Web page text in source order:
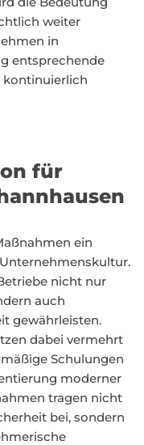
weiter
in
entsprechende
kontinuierlich
für
ein
nicht nur
auch
gewährleisten.
dabei vermehrt
Schulungen
moderner
tragen nicht
bei, sondern